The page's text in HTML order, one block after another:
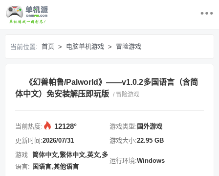
首页
电脑单机游戏
求游戏
登录/注册
当前位置: 首页 > 电脑单机游戏 > 冒险游戏
《幻兽帕鲁/Palworld》——v1.0.2多国语言（含简
体中文）免安装解压即玩版 / 冒险游戏
当前热度: 12128° 游戏类型: 国外游戏
更新时间:2026/07/31 游戏大小:22.95 GB
游戏
语言:
简体中文,繁体中文,英文,多
国语言,其他语言
运行环境:Windows